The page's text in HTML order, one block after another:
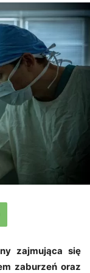
zajmująca się
zaburzeń oraz